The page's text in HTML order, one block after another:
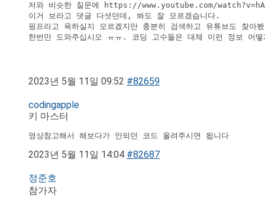
저와 비슷한 질문에 https://www.youtube.com/
이거 보라고 댓글 다셧던데, 봐도 잘 모르겠습니다.
핑프라고 욕하실지 모르겠지만 충분히 검색하고 유튜브도 찾아
한번만 도와주십시오 ㅠㅠ. 코딩 고수들은 대체 이런 정보 어
2023년 5월 11일 09:52 #82659
codingapple
키 마스터
영상참고해서 해보다가 안되던 코드 올려주시면 됩니다
2023년 5월 11일 14:04 #82687
정준호
참가자